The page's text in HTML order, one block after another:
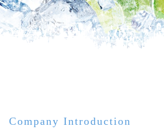
Company Introduction